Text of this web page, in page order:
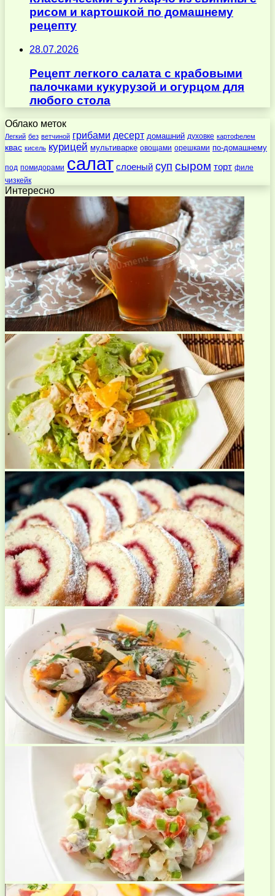
рисом и картошкой по домашнему
рецепту
28.07.2026
Рецепт легкого салата с крабовыми
палочками кукурузой и огурцом для
любого стола
Облако меток
Легкий без ветчиной грибами десерт домашний духовке картофелем
квас кисель курицей мультиварке овощами орешками по-домашнему
под помидорами салат слоеный суп сыром торт филе
чизкейк
Интересно